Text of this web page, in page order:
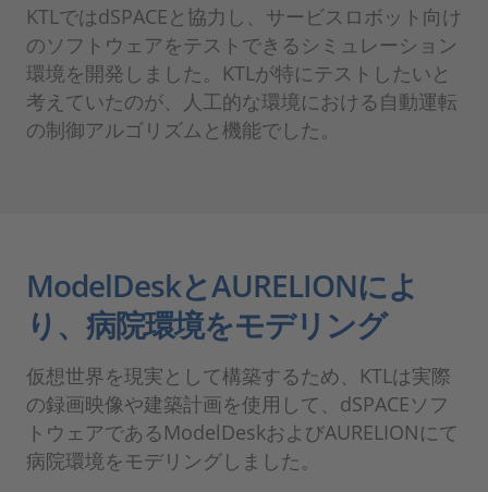
KTLではdSPACEと協力し、サービスロボット向け
のソフトウェアをテストできるシミュレーション
環境を開発しました。KTLが特にテストしたいと
考えていたのが、人工的な環境における自動運転
の制御アルゴリズムと機能でした。
ModelDeskとAURELIONによ
り、病院環境をモデリング
仮想世界を現実として構築するため、KTLは実際
の録画映像や建築計画を使用して、dSPACEソフ
トウェアであるModelDeskおよびAURELIONにて
病院環境をモデリングしました。